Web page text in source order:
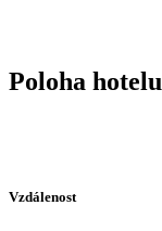
Poloha hotelu
Vzdálenost